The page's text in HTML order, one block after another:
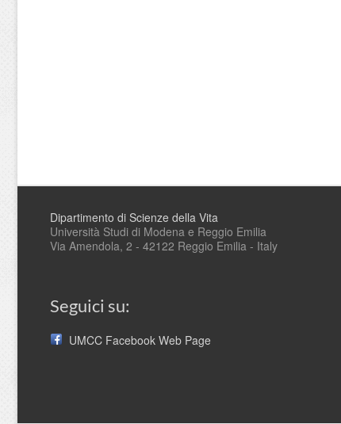
Dipartimento di Scienze della Vita
Università Studi di Modena e Reggio Emilia
Via Amendola, 2 - 42122 Reggio Emilia - Italy
Seguici su:
UMCC Facebook Web Page